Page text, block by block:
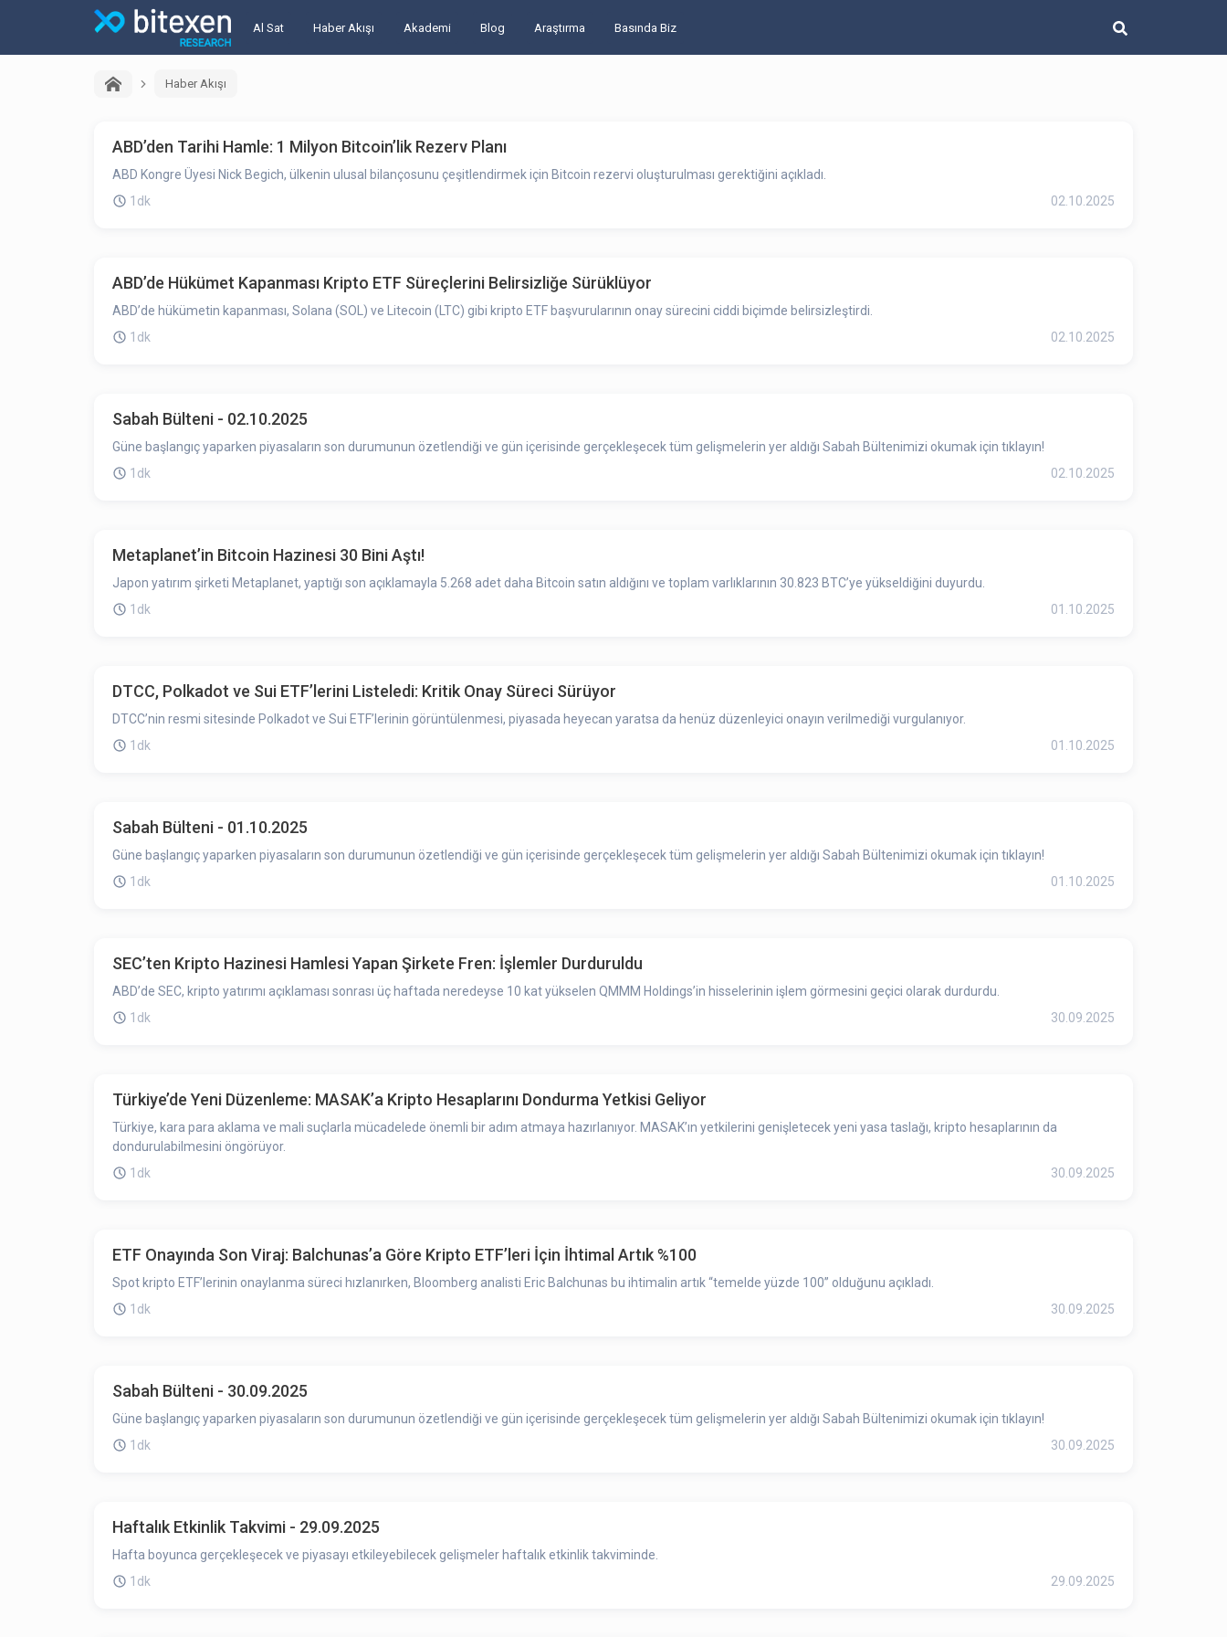
Al Sat Haber Akışı Akademi Blog Araştırma Basında Biz
Haber Akışı
ABD’den Tarihi Hamle: 1 Milyon Bitcoin’lik Rezerv Planı
ABD Kongre Üyesi Nick Begich, ülkenin ulusal bilançosunu çeşitlendirmek için Bitcoin rezervi oluşturulması gerektiğini açıkladı.
1dk
02.10.2025
ABD’de Hükümet Kapanması Kripto ETF Süreçlerini Belirsizliğe Sürüklüyor
ABD’de hükümetin kapanması, Solana (SOL) ve Litecoin (LTC) gibi kripto ETF başvurularının onay sürecini ciddi biçimde belirsizleştirdi.
1dk
02.10.2025
Sabah Bülteni - 02.10.2025
Güne başlangıç yaparken piyasaların son durumunun özetlendiği ve gün içerisinde gerçekleşecek tüm gelişmelerin yer aldığı Sabah Bültenimizi okumak için tıklayın!
1dk
02.10.2025
Metaplanet’in Bitcoin Hazinesi 30 Bini Aştı!
Japon yatırım şirketi Metaplanet, yaptığı son açıklamayla 5.268 adet daha Bitcoin satın aldığını ve toplam varlıklarının 30.823 BTC’ye yükseldiğini duyurdu.
1dk
01.10.2025
DTCC, Polkadot ve Sui ETF’lerini Listeledi: Kritik Onay Süreci Sürüyor
DTCC’nin resmi sitesinde Polkadot ve Sui ETF’lerinin görüntülenmesi, piyasada heyecan yaratsa da henüz düzenleyici onayın verilmediği vurgulanıyor.
1dk
01.10.2025
Sabah Bülteni - 01.10.2025
Güne başlangıç yaparken piyasaların son durumunun özetlendiği ve gün içerisinde gerçekleşecek tüm gelişmelerin yer aldığı Sabah Bültenimizi okumak için tıklayın!
1dk
01.10.2025
SEC’ten Kripto Hazinesi Hamlesi Yapan Şirkete Fren: İşlemler Durduruldu
ABD’de SEC, kripto yatırımı açıklaması sonrası üç haftada neredeyse 10 kat yükselen QMMM Holdings’in hisselerinin işlem görmesini geçici olarak durdurdu.
1dk
30.09.2025
Türkiye’de Yeni Düzenleme: MASAK’a Kripto Hesaplarını Dondurma Yetkisi Geliyor
Türkiye, kara para aklama ve mali suçlarla mücadelede önemli bir adım atmaya hazırlanıyor. MASAK’ın yetkilerini genişletecek yeni yasa taslağı, kripto hesaplarının da
dondurulabilmesini öngörüyor.
1dk
30.09.2025
ETF Onayında Son Viraj: Balchunas’a Göre Kripto ETF’leri İçin İhtimal Artık %100
Spot kripto ETF’lerinin onaylanma süreci hızlanırken, Bloomberg analisti Eric Balchunas bu ihtimalin artık “temelde yüzde 100” olduğunu açıkladı.
1dk
30.09.2025
Sabah Bülteni - 30.09.2025
Güne başlangıç yaparken piyasaların son durumunun özetlendiği ve gün içerisinde gerçekleşecek tüm gelişmelerin yer aldığı Sabah Bültenimizi okumak için tıklayın!
1dk
30.09.2025
Haftalık Etkinlik Takvimi - 29.09.2025
Hafta boyunca gerçekleşecek ve piyasayı etkileyebilecek gelişmeler haftalık etkinlik takviminde.
1dk
29.09.2025